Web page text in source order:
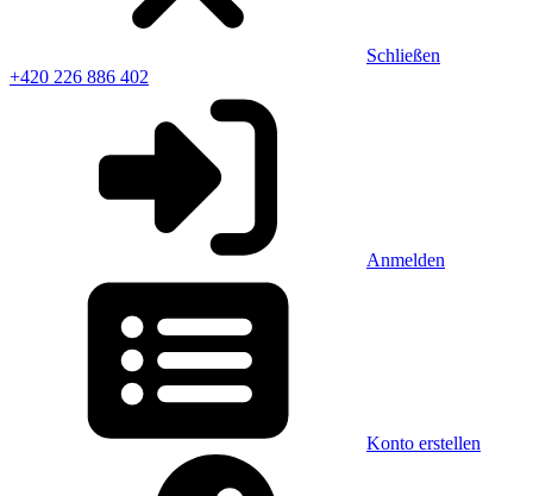
Schließen
+420 226 886 402
Anmelden
Konto erstellen